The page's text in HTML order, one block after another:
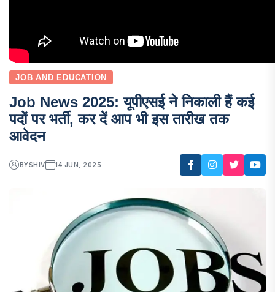
JOB AND EDUCATION
Job News 2025: यूपीएसई ने निकाली हैं कई
पदों पर भर्ती, कर दें आप भी इस तारीख तक
आवेदन
BYSHIV 14 JUN, 2025